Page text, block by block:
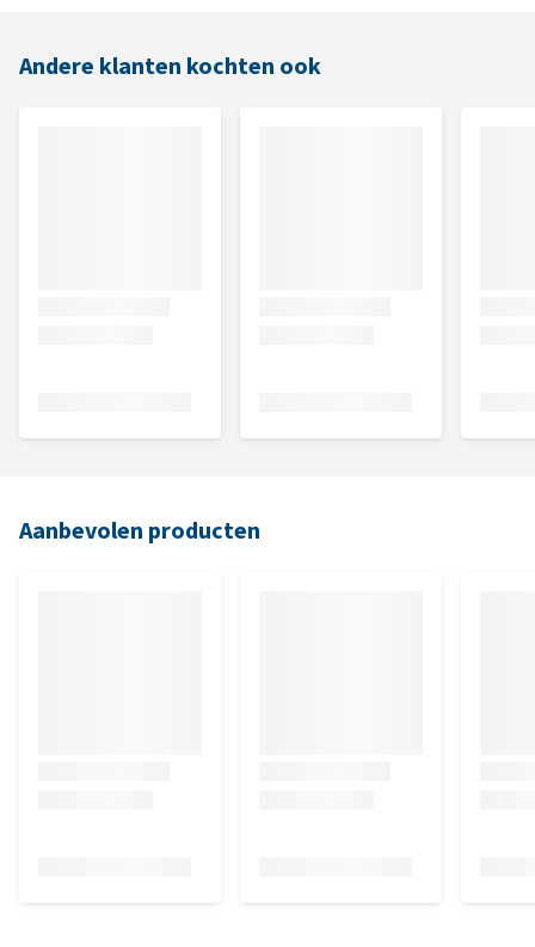
Andere klanten kochten ook
Aanbevolen producten